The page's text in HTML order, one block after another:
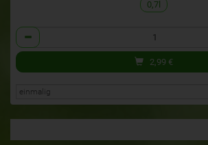
0,7l
Anzahl
2,99 €